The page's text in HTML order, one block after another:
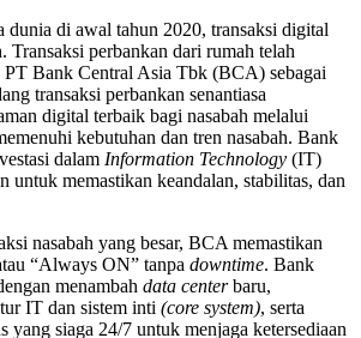
dunia di awal tahun 2020, transaksi digital
Transaksi perbankan dari rumah telah
Bank Central Asia Tbk (BCA) sebagai
transaksi perbankan senantiasa
digital terbaik bagi nasabah melalui
kebutuhan dan tren nasabah. Bank
dalam Information Technology (IT)
untuk memastikan keandalan, stabilitas, dan
nasabah yang besar, BCA memastikan
“Always ON” tanpa downtime. Bank
menambah data centerbaru,
IT dan sistem inti (core system), serta
yang siaga 24/7 untuk menjaga ketersediaan